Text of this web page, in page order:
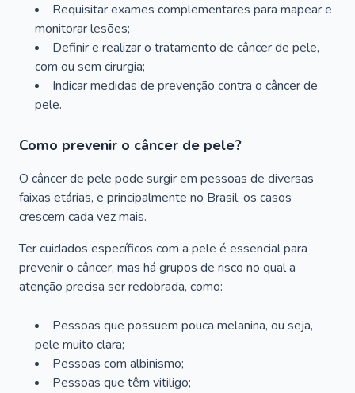
Requisitar exames complementares para mapear e
monitorar lesões;
Definir e realizar o tratamento de câncer de pele,
com ou sem cirurgia;
Indicar medidas de prevenção contra o câncer de
pele.
Como prevenir o câncer de pele?
O câncer de pele pode surgir em pessoas de diversas
faixas etárias, e principalmente no Brasil, os casos
crescem cada vez mais.
Ter cuidados específicos com a pele é essencial para
prevenir o câncer, mas há grupos de risco no qual a
atenção precisa ser redobrada, como:
Pessoas que possuem pouca melanina, ou seja,
pele muito clara;
Pessoas com albinismo;
Pessoas que têm vitiligo;